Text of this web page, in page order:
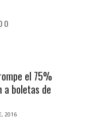
el 75%
a boletas de
2016